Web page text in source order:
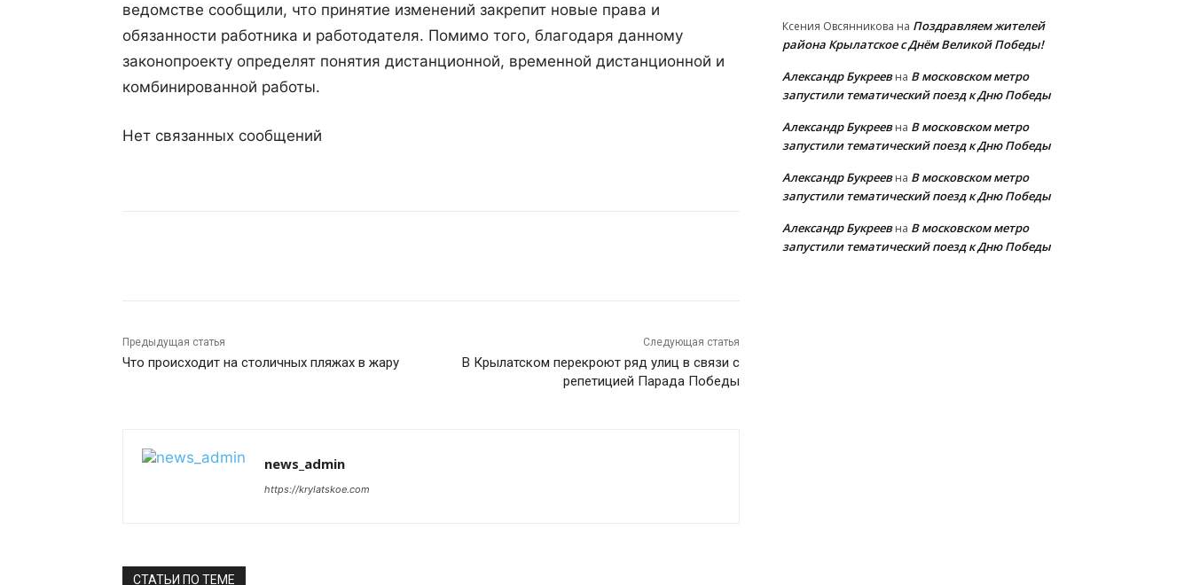
ведомстве сообщили, что принятие изменений закрепит новые права и
обязанности работника и работодателя. Помимо того, благодаря данному
законопроекту определят понятия дистанционной, временной дистанционной и
комбинированной работы.
Нет связанных сообщений
Предыдущая статья
Что происходит на столичных пляжах в жару
Следующая статья
В Крылатском перекроют ряд улиц в связи с
репетицией Парада Победы
news_admin
https://krylatskoe.com
СТАТЬИ ПО ТЕМЕ
Ксения Овсянникова на Поздравляем жителей
района Крылатское с Днём Великой Победы!
Александр Букреевна В московском метро
запустили тематический поезд к Дню Победы
Александр Букреевна В московском метро
запустили тематический поезд к Дню Победы
Александр Букреевна В московском метро
запустили тематический поезд к Дню Победы
Александр Букреевна В московском метро
запустили тематический поезд к Дню Победы